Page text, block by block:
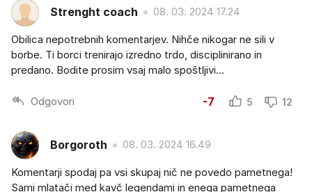
Strenght coach 08. 03. 2024 17.24
Obilica nepotrebnih komentarjev. Nihče nikogar ne sili v
borbe. Ti borci trenirajo izredno trdo, disciplinirano in
predano. Bodite prosim vsaj malo spoštljivi...
Odgovori -7 5 12
Borgoroth 08. 03. 2024 16.49
Komentarji spodaj pa vsi skupaj nič ne povedo pametnega!
Sami mlatači med kavč legendami in enega pametnega